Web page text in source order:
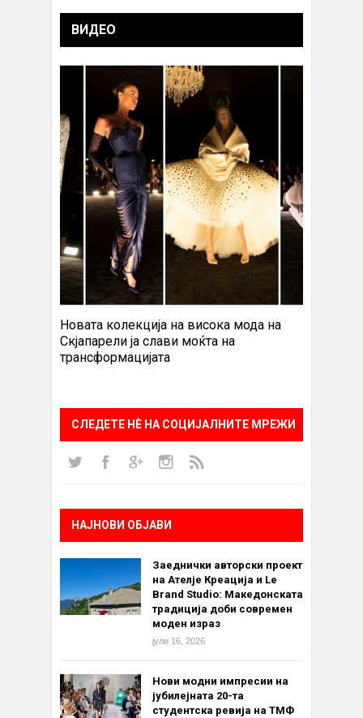
ВИДЕО
Новата колекција на висока мода на
Скјапарели ја слави моќта на
трансформацијата
СЛЕДЕТЕ НÈ НА СОЦИЈАЛНИТЕ МРЕЖИ
НАЈНОВИ ОБЈАВИ
Заеднички авторски проект
на Ателје Креација и Le
Brand Studio: Македонската
традиција доби современ
моден израз
јули 16, 2026
Нови модни импресии на
јубилејната 20-та
студентска ревија на ТМФ